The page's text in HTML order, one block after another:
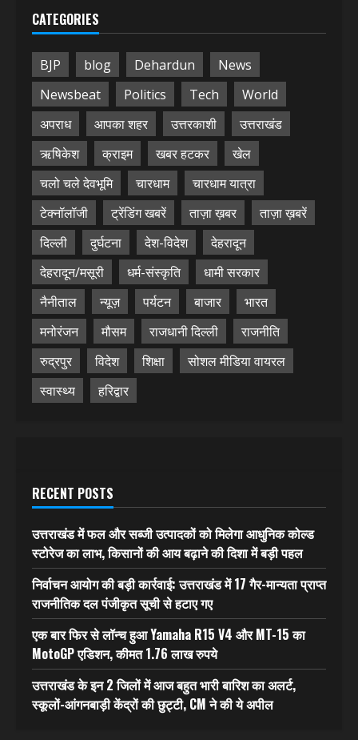
CATEGORIES
BJP blog Dehardun
News
Newsbeat
Politics Tech
World
अपराध
आपका शहर उत्तरकाशी
उत्तराखंड
ऋषिकेश
क्राइम खबर हटकर
खेल
चलो चले देवभूमि
चारधाम
चारधाम यात्रा
टेक्नॉलॉजी
ट्रेंडिंग खबरें ताज़ा ख़बर
ताज़ा ख़बरें
दिल्ली
दुर्घटना देश-विदेश
देहरादून
देहरादून/मसूरी
धर्म-संस्कृति
धामी सरकार
नैनीताल
न्यूज़ पर्यटन बाजार
भारत
मनोरंजन
मौसम राजधानी दिल्ली
राजनीति
रुद्रपुर
विदेश शिक्षा
सोशल मीडिया वायरल
स्वास्थ्य
हरिद्वार
RECENT POSTS
उत्तराखंड में फल और सब्जी उत्पादकों को मिलेगा आधुनिक कोल्ड
स्टोरेज का लाभ, किसानों की आय बढ़ाने की दिशा में बड़ी पहल
निर्वाचन आयोग की बड़ी कार्रवाई: उत्तराखंड में 17 गैर-मान्यता प्राप्त
राजनीतिक दल पंजीकृत सूची से हटाए गए
एक बार फिर से लॉन्च हुआ Yamaha R15 V4 और MT-15 का
MotoGP एडिशन, कीमत 1.76 लाख रुपये
उत्तराखंड के इन 2 जिलों में आज बहुत भारी बारिश का अलर्ट,
स्कूलों-आंगनबाड़ी केंद्रों की छुट्टी, CM ने की ये अपील